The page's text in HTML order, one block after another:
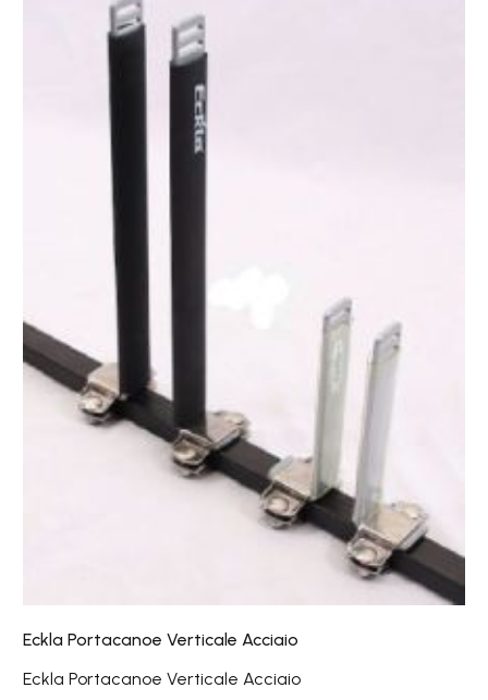
Eckla Portacanoe Verticale Acciaio
Eckla Portacanoe Verticale Acciaio